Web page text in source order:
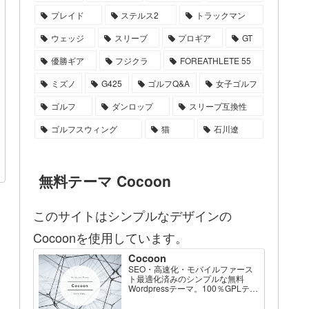
プレイド
ステルス2
トラックマン
ウェッジ
スリーブ プロギア
GT
優勝ギア
フジクラ
FOREATHLETE 55
ミズノ
G425 ゴルフQ&A
女子ゴルフ
ゴルフ
ダンロップ
スリーブ互換性
ゴルフスウィング
猫 石川遼
無料テーマ Cocoon
このサイトはシンプルなデザインの
Cocoonを使用しています。
Cocoon
SEO・高速化・モバイルファース
ト最適化済みのシンプルな無料
Wordpressテーマ。100％GPLテー